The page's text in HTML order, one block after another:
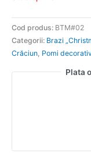
Cod produs: BTM#02
Categorii: Brazi
Crăciun Pomi
Plata